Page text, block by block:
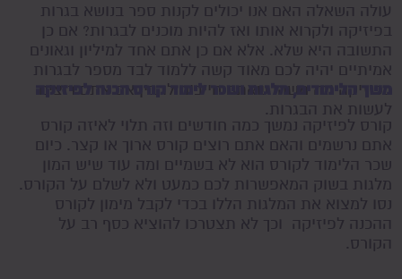
עולה השאלה האם אנו יכולים לקנות ספר בנושא בגרות
בפיזיקה ולקרוא אותו ואז להיות מוכנים לבגרות? אם כן
התשובה היא שלא. אלא אם כן אתם אחד למיליון וגאונים
אמיתיים יהיה לכם מאוד קשה ללמוד לבד מספר לבגרות
בפיזיקה וזה משהו שאתם חייבים להבין אם אתם רוצים
לעשות את הבגרות.
משך הלימודים, מלגות ושכר לימוד קורס הכנה לפיזיקה
קורס לפיזיקה נמשך כמה חודשים וזה תלוי לאיזה קורס
אתם נרשמים והאם אתם רוצים קורס ארוך או קצר. כיום
שכר הלימוד לקורס הוא לא בשמיים ומה עוד שיש המון
מלגות בשוק המאפשרות לכם כמעט ולא לשלם על הקורס.
נסו למצוא את המלגות הללו בכדי לקבל מימון לקורס
ההכנה לפיזיקה וכך לא תצטרכו להוציא כסף רב על
הקורס.